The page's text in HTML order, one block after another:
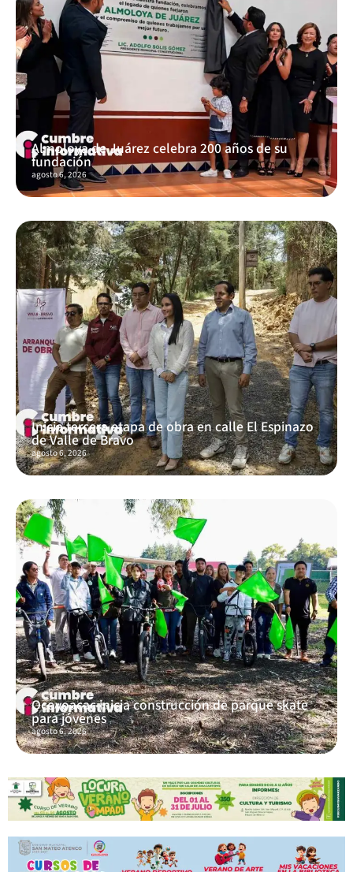
Almoloya de Juárez celebra 200 años de su
fundación
agosto 6, 2026
Inicia tercera etapa de obra en calle El Espinazo
de Valle de Bravo
agosto 6, 2026
Ocoyoacac inicia construcción de parque skate
para jóvenes
agosto 6, 2026